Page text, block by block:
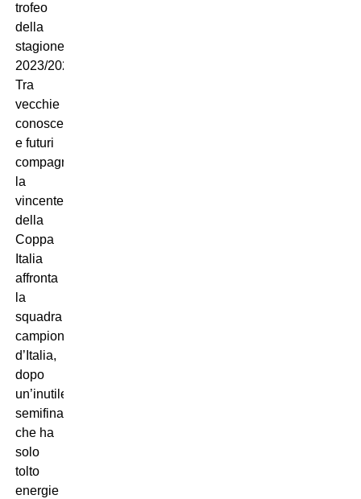
trofeo
della
stagione
2023/2024.
Tra
vecchie
conoscenze
e futuri
compagni,
la
vincente
della
Coppa
Italia
affronta
la
squadra
campione
d’Italia,
dopo
un’inutile
semifinale
che ha
solo
tolto
energie